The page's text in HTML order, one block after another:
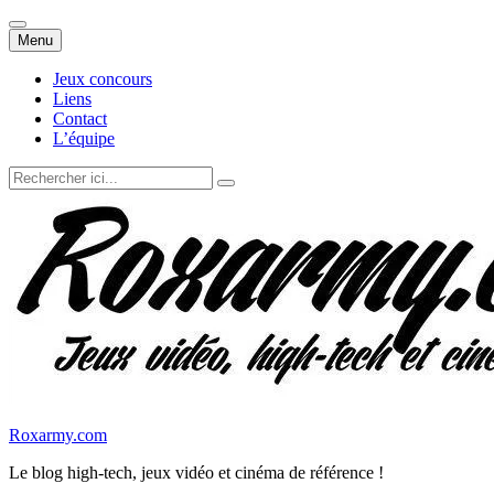
Menu Aller
au
contenu
Jeux concours
Liens
Contact
L’équipe
Recherche
pour
Roxarmy.com
Le blog high-tech, jeux vidéo et cinéma de référence !